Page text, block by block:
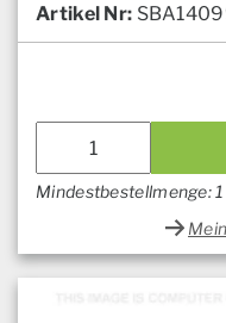
Artikel Nr:
Mindestbestellmenge: